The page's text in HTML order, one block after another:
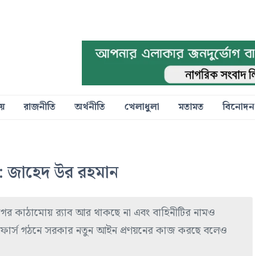
রাজনীতি অর্থনীতি খেলাধুলা মতামত বিনোদন
উর রহমান
কাঠামোয় র‍্যাব আর থাকছে না এবং বাহিনীটির নামও
গঠনে সরকার নতুন আইন প্রণয়নের কাজ করছে বলেও